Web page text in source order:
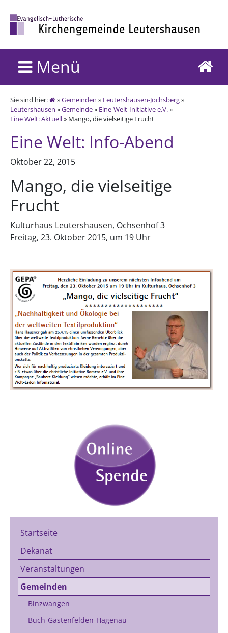
Menü
Sie sind hier: »Gemeinden » Leutershausen-Jochsberg»
Leutershausen »Gemeinde» Eine-Welt-Initiative e.V.»
Eine Welt: Aktuell» Mango, die vielseitige Frucht
Eine Welt: Info-Abend
Oktober 22, 2015
Mango, die vielseitige
Frucht
Kulturhaus Leutershausen, Ochsenhof 3
Freitag, 23. Oktober 2015, um 19 Uhr
Startseite
Dekanat
Veranstaltungen
Gemeinden
Binzwangen
Buch-Gastenfelden-Hagenau